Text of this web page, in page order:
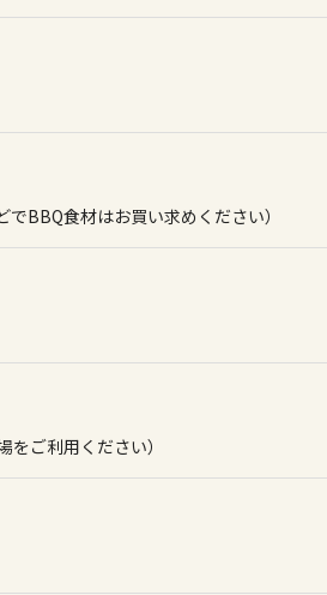
BBQ食材はお買い求めください）
ご利用ください）